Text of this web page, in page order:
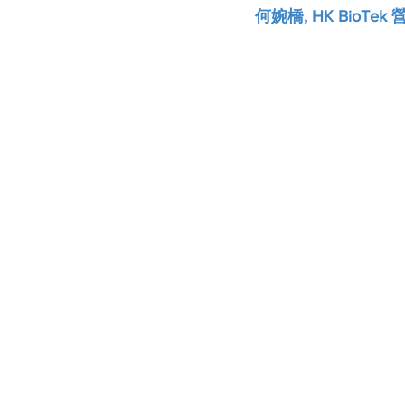
何婉橋, HK BioTek